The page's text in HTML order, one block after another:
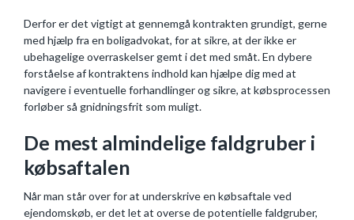
Derfor er det vigtigt at gennemgå kontrakten grundigt, gerne
med hjælp fra en boligadvokat, for at sikre, at der ikke er
ubehagelige overraskelser gemt i det med småt. En dybere
forståelse af kontraktens indhold kan hjælpe dig med at
navigere i eventuelle forhandlinger og sikre, at købsprocessen
forløber så gnidningsfrit som muligt.
De mest almindelige faldgruber i
købsaftalen
Når man står over for at underskrive en købsaftale ved
ejendomskøb, er det let at overse de potentielle faldgruber,